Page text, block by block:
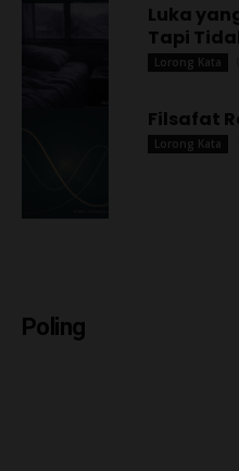
Luka
Tapi
Lorong Kata
Filsafat
Lorong Kata
Poling